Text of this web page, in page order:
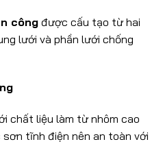
công được cấu tạo từ hai
lưới và phần lưới chống
chất liệu làm từ nhôm cao
tĩnh điện nên an toàn với